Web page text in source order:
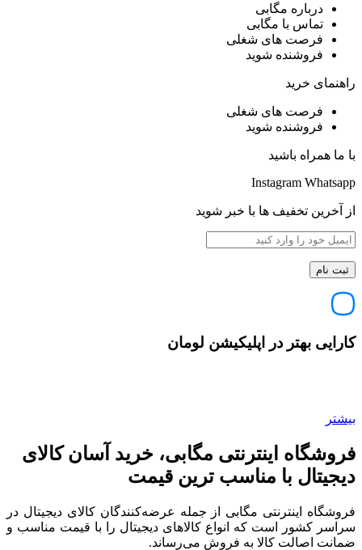
درباره مگابی
تماس با مگابی
فرصت های شغلی
فروشنده شوید
راهنمای خرید
فرصت های شغلی
فروشنده شوید
با ما همراه باشید
Instagram Whatsapp
از آخرین تخفیف ها با خبر شوید
کارایی بهتر در اپلیکیشن لومان
بیشتر
فروشگاه اینترنتی مگابی، خرید آسان کالای
دیجیتال با مناسب ترین قیمت
فروشگاه اینترنتی مگابی از جمله عرضه‌کنندگان کالای دیجیتال در
سراسر کشور است که انواع کالاهای دیجیتال را با قیمت مناسب و
ضمانت اصالت کالا به فروش می‌رساند.